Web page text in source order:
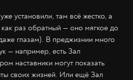
установили, там всё жестко, а
как раз обратный — оно мягкое до
глазам). В преджизнии много
— например, есть Зал
наставники могут показать
своих жизней. Или ещё Зал